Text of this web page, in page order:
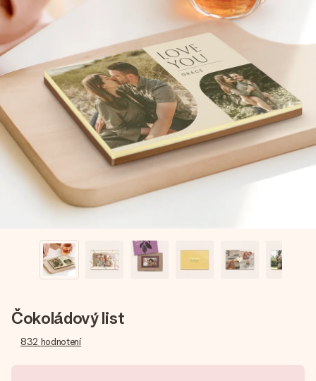
Naše darčeky inšpirujú. Zákazníci nás na Google Reviews
hodnotia známkou 4,7.
Kartička s venovaním zdarma
Vytvorte niečo výnimočné v pár jednoduchých krokoch – s
jej menom, vašou fotografiou alebo odkazom, ktorý naozaj
zahreje pri srdci. Žiadne zbytočnosti, len veľa lásky pre ten
pravý moment.
Čokoládový list
832 hodnotení